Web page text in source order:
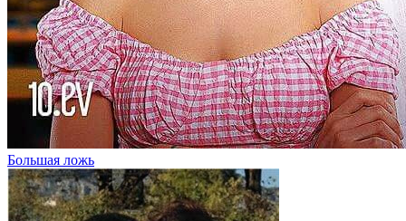
Большая ложь